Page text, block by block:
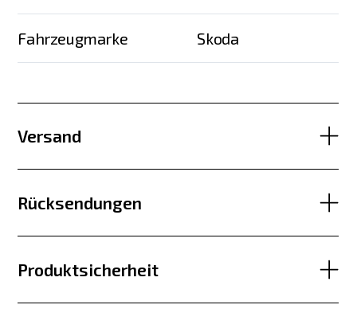
Fahrzeugmarke Skoda
Versand
Rücksendungen
Produktsicherheit